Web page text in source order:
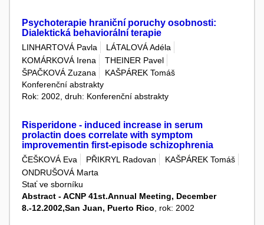
Psychoterapie hraniční poruchy osobnosti:
Dialektická behaviorální terapie
LINHARTOVÁ Pavla
LÁTALOVÁ Adéla
KOMÁRKOVÁ Irena
THEINER Pavel
ŠPAČKOVÁ Zuzana
KAŠPÁREK Tomáš
Konferenční abstrakty
Rok: 2002, druh: Konferenční abstrakty
Risperidone - induced increase in serum
prolactin does correlate with symptom
improvementin first-episode schizophrenia
ČEŠKOVÁ Eva PŘIKRYL Radovan
KAŠPÁREK Tomáš
ONDRUŠOVÁ Marta
Stať ve sborníku
Abstract - ACNP 41st.Annual Meeting, December
8.-12.2002,San Juan, Puerto Rico , rok: 2002